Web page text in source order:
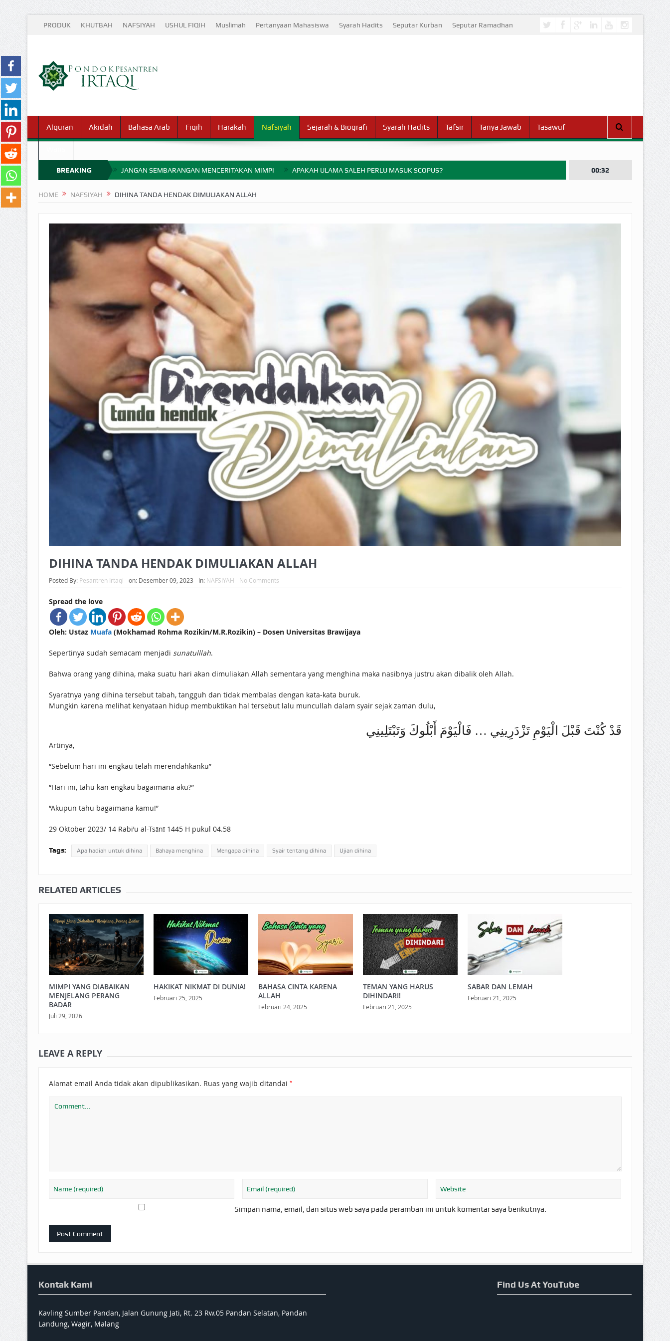
PRODUK KHUTBAH NAFSIYAH USHUL FIQIH Muslimah Pertanyaan Mahasiswa Syarah Hadits Seputar Kurban Seputar Ramadhan
Alquran Akidah Bahasa Arab Fiqih Harakah Nafsiyah Sejarah & Biografi Syarah Hadits Tafsir Tanya Jawab Tasawuf
BREAKING
NEWS
JANGAN SEMBARANGAN MENCERITAKAN MIMPI APAKAH ULAMA SALEH PERLU MASUK SCOPUS?
BAGAIMANA CARA MEMBAYAR ZAKAT UANG?
ISTIDLAL BATIL VS ISTIDLAL SYAR’I
HUKUM MEMBAYAR ZAKAT KEPADA KERABAT SENDIRI
00:32
HOME NAFSIYAH DIHINA TANDA HENDAK DIMULIAKAN ALLAH
DIHINA TANDA HENDAK DIMULIAKAN ALLAH
Posted By: Pesantren Irtaqi on: Desember 09, 2023 In: NAFSIYAH No Comments
Spread the love
Oleh: Ustaz Muafa(Mokhamad Rohma Rozikin/M.R.Rozikin) – Dosen Universitas Brawijaya
Sepertinya sudah semacam menjadi sunatulllah.
Bahwa orang yang dihina, maka suatu hari akan dimuliakan Allah sementara yang menghina maka nasibnya justru akan dibalik oleh Allah.
Syaratnya yang dihina tersebut tabah, tangguh dan tidak membalas dengan kata-kata buruk.
Mungkin karena melihat kenyataan hidup membuktikan hal tersebut lalu muncullah dalam syair sejak zaman dulu,
قَدْ كُنْتَ قَبْلَ الْيَوْمِ تَزْدَرِينِي … فَالْيَوْمَ أَبْلُوكَ وَتَبْتَلِينِي
Artinya,
“Sebelum hari ini engkau telah merendahkanku”
“Hari ini, tahu kan engkau bagaimana aku?”
“Akupun tahu bagaimana kamu!”
29 Oktober 2023/ 14 Rabi’u al-Tsānī 1445 H pukul 04.58
Tags: Apa hadiah untuk dihina Bahaya menghina Mengapa dihina Syair tentang dihina Ujian dihina
RELATED ARTICLES
MIMPI YANG DIABAIKAN
MENJELANG PERANG
BADAR
Juli 29, 2026
HAKIKAT NIKMAT DI DUNIA!
Februari 25, 2025
BAHASA CINTA KARENA
ALLAH
Februari 24, 2025
TEMAN YANG HARUS
DIHINDARI!
Februari 21, 2025
SABAR DAN LEMAH
Februari 21, 2025
LEAVE A REPLY
Alamat email Anda tidak akan dipublikasikan. Ruas yang wajib ditandai *
Simpan nama, email, dan situs web saya pada peramban ini untuk komentar saya berikutnya.
Kontak Kami
Kavling Sumber Pandan, Jalan Gunung Jati, Rt. 23 Rw.05 Pandan Selatan, Pandan
Landung, Wagir, Malang
Find Us At YouTube